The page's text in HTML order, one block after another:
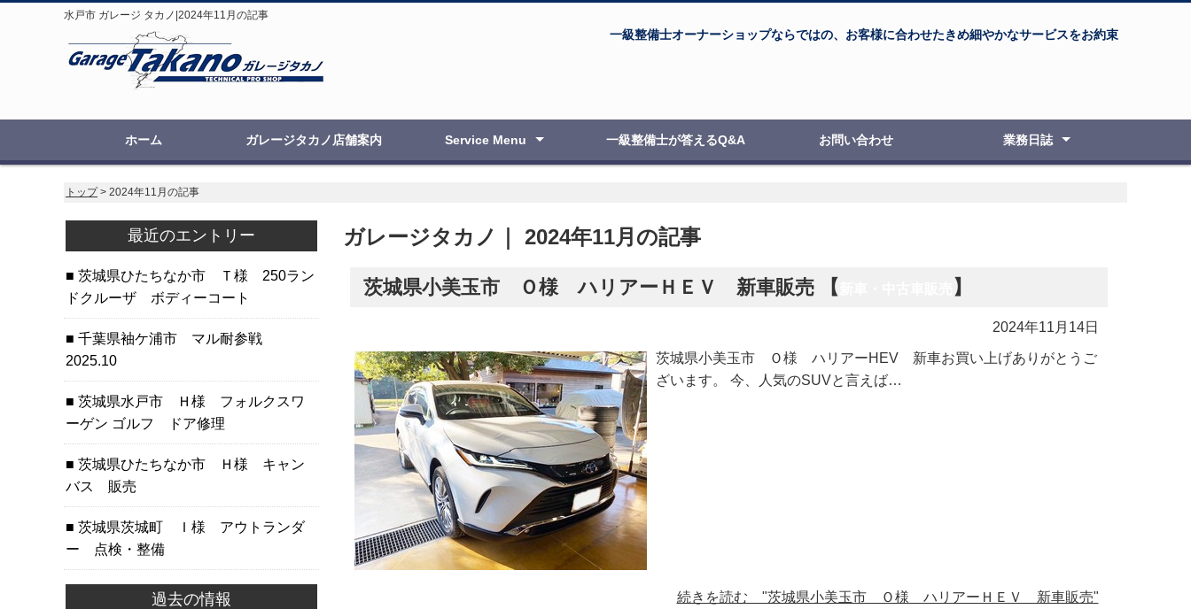
水戸市 ガレージ タカノ|2024年11月の記事
一級整備士オーナーショップならではの、お客様に合わせたきめ細やかなサービスをお約束
ホーム ガレージタカノ店舗案内 Service Menu 一級整備士が答えるQ&A お問い合わせ 業務日誌
トップ> 2024年11月の記事
ガレージタカノ｜ 2024年11月の記事
茨城県小美玉市 Ｏ様 ハリアーＨＥＶ 新車販売 【 】
2024年11月14日
茨城県小美玉市 Ｏ様 ハリアーHEV 新車お買い上げありがとうご
ざいます。 今、人気のSUVと言えば…
続きを読む "茨城県小美玉市 Ｏ様 ハリアーＨＥＶ 新車販売"
最近のエントリー
茨城県ひたちなか市 Ｔ様 250ラン
ドクルーザ ボディーコート
千葉県袖ケ浦市 マル耐参戦
2025.10
茨城県水戸市 Ｈ様 フォルクスワ
ーゲン ゴルフ ドア修理
茨城県ひたちなか市 Ｈ様 キャン
バス 販売
茨城県茨城町 Ｉ様 アウトランダ
ー 点検・整備
過去の情報